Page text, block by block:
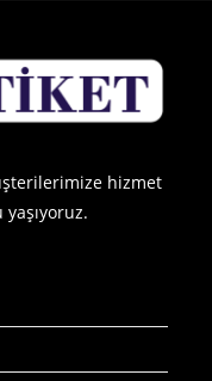
hizmet